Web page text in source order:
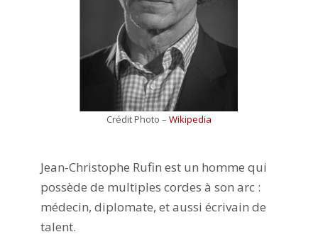
Crédit Photo – Wikipedia
Jean-Christophe Rufin est un homme qui
possède de multiples cordes à son arc :
médecin, diplomate, et aussi écrivain de
talent.